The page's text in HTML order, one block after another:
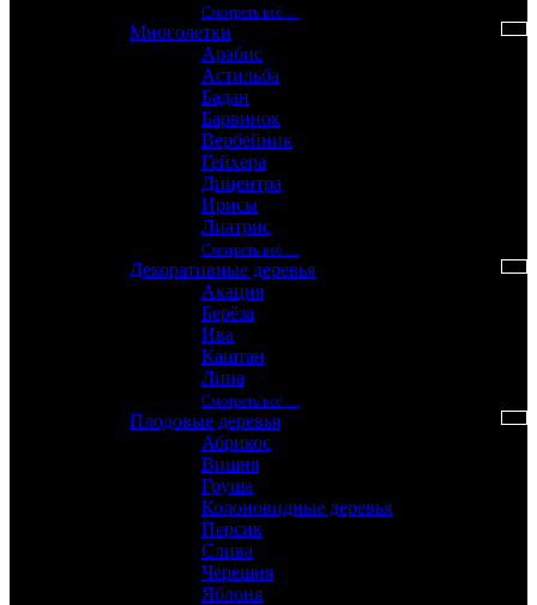
Смотреть вcё …
Многолетки
Арабис
Астильба
Бадан
Барвинок
Вербейник
Гейхера
Дицентра
Ирисы
Лиатрис
Смотреть вcё …
Декоративные деревья
Акация
Берёза
Ива
Каштан
Липа
Смотреть вcё …
Плодовые деревья
Абрикос
Вишня
Груша
Колоновидные деревья
Персик
Слива
Черешня
Яблоня